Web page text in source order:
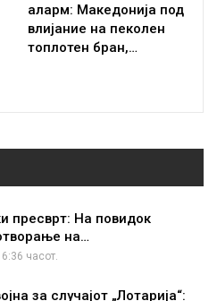
аларм: Македонија под
влијание на пеколен
топлотен бран,…
пресврт: На повидок
на…
часот.
за случајот „Лотарија“: